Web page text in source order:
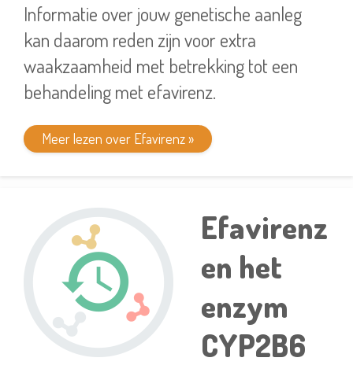
Informatie over jouw genetische aanleg
kan daarom reden zijn voor extra
waakzaamheid met betrekking tot een
behandeling met efavirenz.
Meer lezen over Efavirenz »
Efavirenz
en het
enzym
CYP2B6